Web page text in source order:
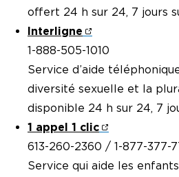
offert 24 h sur 24, 7 jours
Interligne
1-888-505-1010
Service d’aide
diversité sexuelle et la
disponible 24 h sur 24, 7
1 appel 1 clic
613-260-2360 / 1-877-377-
Service qui aide les